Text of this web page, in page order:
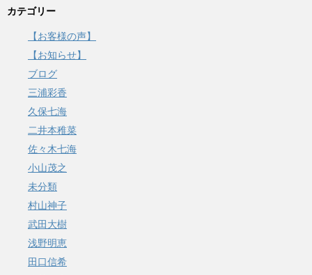
カテゴリー
【お客様の声】
【お知らせ】
ブログ
三浦彩香
久保七海
二井本稚菜
佐々木七海
小山茂之
未分類
村山神子
武田大樹
浅野明恵
田口信希